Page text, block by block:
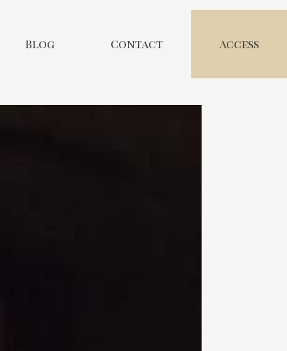
Blog Contact Access